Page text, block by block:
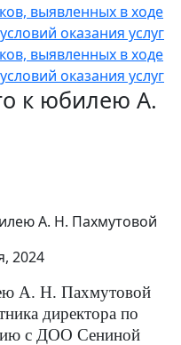
выявленных в ходе
оказания услуг
выявленных в ходе
оказания услуг
к юбилею А.
А. Н. Пахмутовой
2024
А. Н. Пахмутовой
директора по
с ДОО Сениной